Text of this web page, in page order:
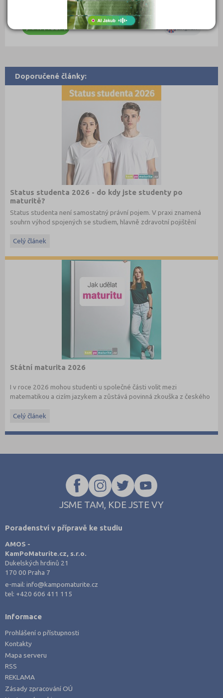
Doporučené články:
Status studenta 2026 - do kdy jste studenty po
maturitě?
Status studenta není samostatný právní pojem. V praxi znamená
souhrn výhod spojených se studiem, hlavně zdravotní pojištění
Celý článek
Státní maturita 2026
I v roce 2026 mohou studenti u společné části volit mezi
matematikou a cizím jazykem a zůstává povinná zkouška z českého
informacemi.
Celý článek
JSME TAM, KDE JSTE VY
Poradenství v přípravě ke studiu
AMOS -
KamPoMaturite.cz, s.r.o.
Dukelských hrdinů 21
170 00 Praha 7
e-mail:info@kampomaturite.cz
tel: +420 606 411 115
Informace
Prohlášení o přístupnosti
Kontakty
Mapa serveru
RSS
REKLAMA
Zásady zpracování OÚ